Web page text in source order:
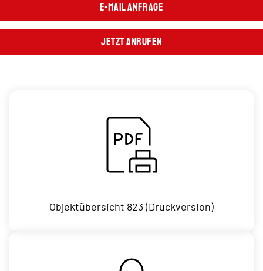
E-Mail Anfrage
Jetzt Anrufen
Objektübersicht 823 (Druckversion)